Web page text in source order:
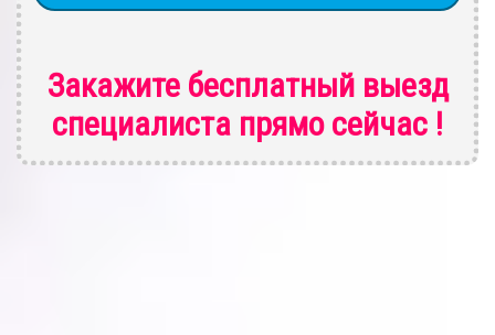
Закажите бесплатный выезд
специалиста прямо сейчас !